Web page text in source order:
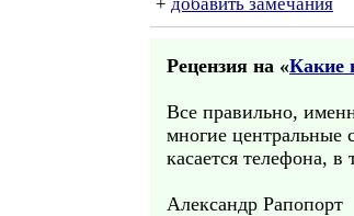
Рецензия на «Какие
Все правильно,
многие центральные
касается телефона,
Александр Рапопорт